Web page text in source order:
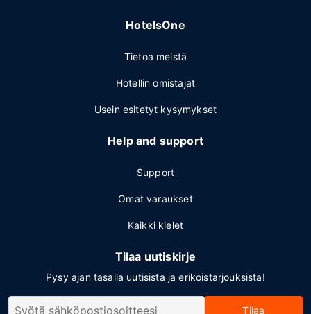
HotelsOne
Tietoa meistä
Hotellin omistajat
Usein esitetyt kysymykset
Help and support
Support
Omat varaukset
Kaikki kielet
Tilaa uutiskirje
Pysy ajan tasalla uutisista ja erikoistarjouksista!
Tilaa